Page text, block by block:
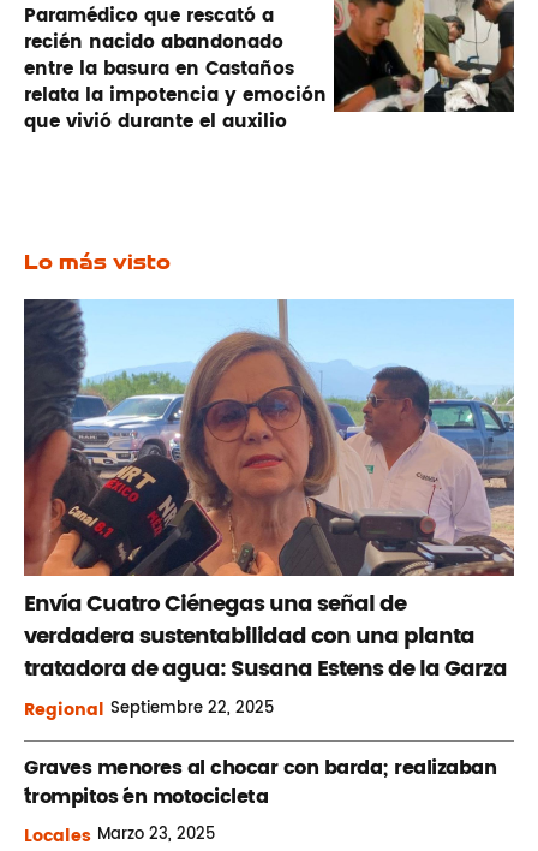
Paramédico que rescató a
recién nacido abandonado
entre la basura en Castaños
relata la impotencia y emoción
que vivió durante el auxilio
Lo más visto
Envía Cuatro Ciénegas una señal de
verdadera sustentabilidad con una planta
tratadora de agua: Susana Estens de la Garza
Regional Septiembre22, 2025
Graves menores al chocar con barda; realizaban
´trompitos ´en motocicleta
Locales Marzo23, 2025